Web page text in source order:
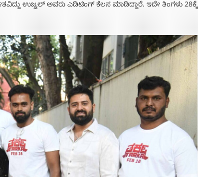
ಉಜ್ವಲ್ ಅವರು ಎಡಿಟಿಂಗ್ ಕೆಲಸ ಮಾಡಿದ್ದಾರೆ. ಇದೇ ತಿಂಗಳು 28ಕ್ಕೆ